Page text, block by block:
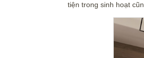
tiện trong sinh hoạt